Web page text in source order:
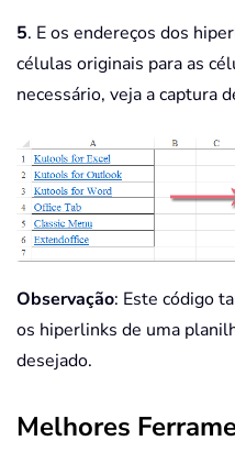
5. E os endereços dos
células originais para as
necessário, veja a captura
Observação: Este código
os hiperlinks de uma
desejado.
Melhores